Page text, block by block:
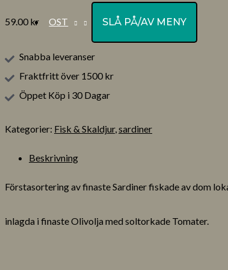
OST SLÅ PÅ/AV MENY
59.00 kr
Snabba leveranser
Fraktfritt över 1500 kr
Öppet Köp i 30 Dagar
Kategorier: Fisk & Skaldjur, sardiner
Beskrivning
Förstasortering av finaste Sardiner fiskade av dom
inlagda i finaste Olivolja med soltorkade Tomater.